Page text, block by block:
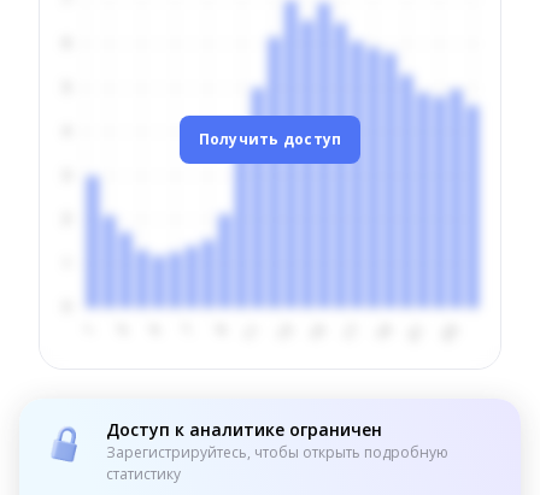
Получить доступ
Доступ к аналитике ограничен
Зарегистрируйтесь, чтобы открыть подробную
статистику